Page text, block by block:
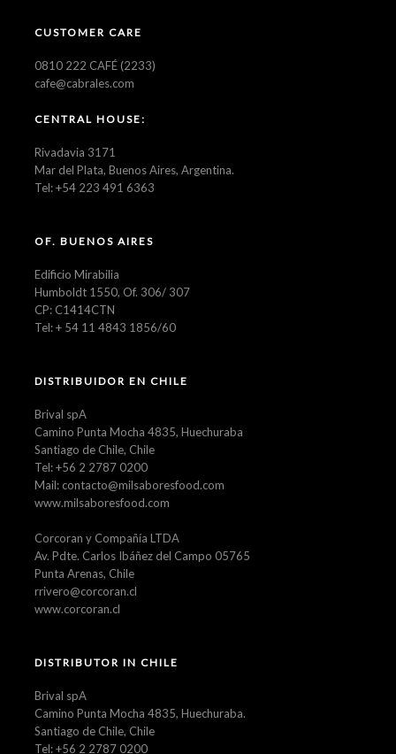
CUSTOMER CARE
0810 222 CAFÉ (2233)
cafe@cabrales.com
CENTRAL HOUSE:
Rivadavia 3171
Mar del Plata, Buenos Aires, Argentina.
Tel: +54 223 491 6363
OF. BUENOS AIRES
Edificio Mirabilia
Humboldt 1550, Of. 306/ 307
CP: C1414CTN
Tel: + 54 11 4843 1856/60
DISTRIBUIDOR EN CHILE
Brival spA
Camino Punta Mocha 4835, Huechuraba
Santiago de Chile, Chile
Tel: +56 2 2787 0200
Mail: contacto@milsaboresfood.com
www.milsaboresfood.com
Corcoran y Compañía LTDA
Av. Pdte. Carlos Ibáñez del Campo 05765
Punta Arenas, Chile
rrivero@corcoran.cl
www.corcoran.cl
DISTRIBUTOR IN CHILE
Brival spA
Camino Punta Mocha 4835, Huechuraba.
Santiago de Chile, Chile
Tel: +56 2 2787 0200